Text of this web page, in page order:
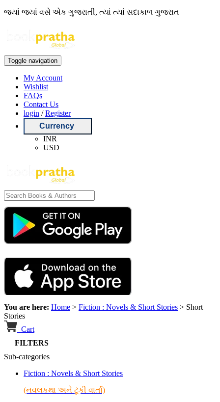
જ્યાં જ્યાં વસે એક ગુજરાતી, ત્યાં ત્યાં સદાકાળ ગુજરાત
Toggle navigation
My Account
Wishlist
FAQs
Contact Us
login /Register
Currency
INR
USD
You are here: Home > Fiction : Novels & Short Stories > Short
Stories
Cart
FILTERS
Sub-categories
Fiction : Novels & Short Stories
(નવલકથા અને ટૂંકી વાર્તા)